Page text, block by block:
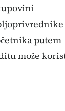
putem
može